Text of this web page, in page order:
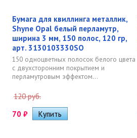
Бумага для квиллинга металлик,
Shyne Opal белый перламутр,
ширина 3 мм, 150 полос, 120 гр,
арт. 3130103330SO
150 одноцветных полосок белого цвета
с двухсторонним покрытием и
перламутровым эффектом...
120 руб.
70 ₽